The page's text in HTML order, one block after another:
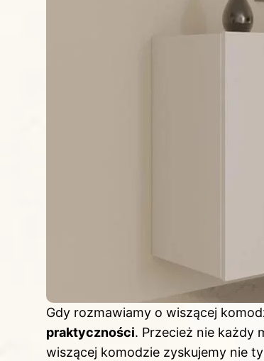
Gdy rozmawiamy o wiszącej
praktyczności. Przecież nie każdy
wiszącej komodzie zyskujemy nie